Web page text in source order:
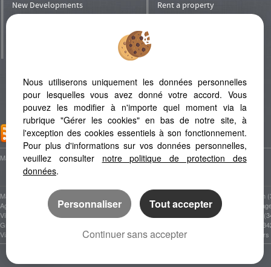
New Developments
Rent a property
Refer a Friend
ADD TO FAVORITES
Map Legal Notice
Marseillan Plage (34340) Le Grau D'agde (34300)
Marseillan
Agde (34300)
Cap D'agde (34300)
Valras
Villeneuve Les Beziers (34420)
Bessan (34550)
Serignan
Grau D'agde (34300)
Bassan
Vias (34450)
Maraussan (34370)
Nous utiliserons uniquement les données personnelles
pour lesquelles vous avez donné votre accord. Vous
pouvez les modifier à n'importe quel moment via la
rubrique "Gérer les cookies" en bas de notre site, à
l'exception des cookies essentiels à son fonctionnement.
Pour plus d'informations sur vos données personnelles,
veuillez consulter notre politique de protection des
données.
Personnaliser Tout accepter
Continuer sans accepter